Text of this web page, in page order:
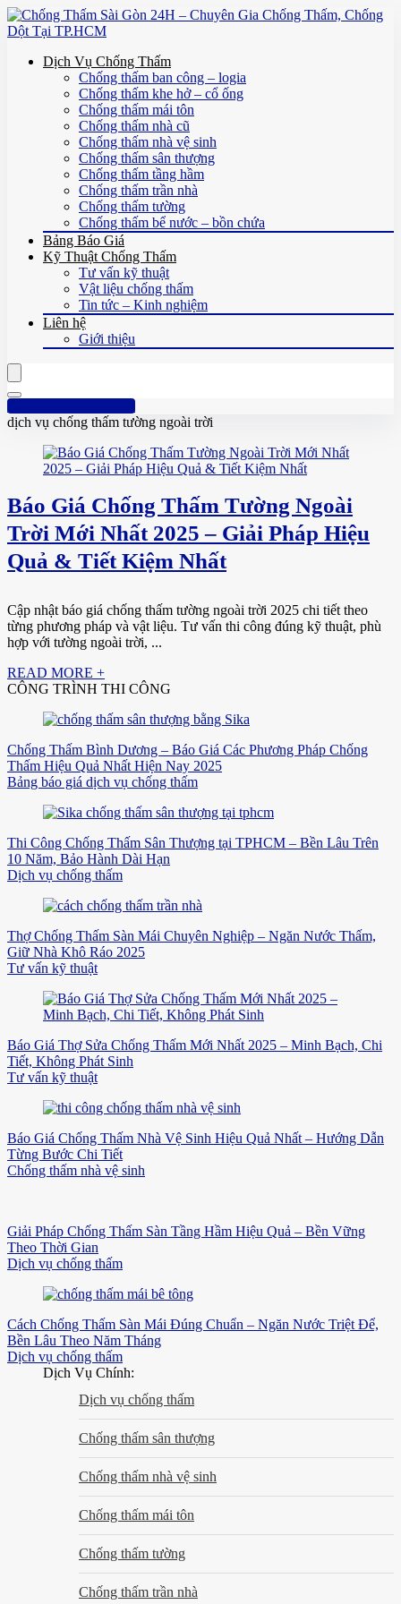
Dịch Vụ Chống Thấm
Chống thấm ban công – logia
Chống thấm khe hở – cổ ống
Chống thấm mái tôn
Chống thấm nhà cũ
Chống thấm nhà vệ sinh
Chống thấm sân thượng
Chống thấm tầng hầm
Chống thấm trần nhà
Chống thấm tường
Chống thấm bể nước – bồn chứa
Bảng Báo Giá
Kỹ Thuật Chống Thấm
Tư vấn kỹ thuật
Vật liệu chống thấm
Tin tức – Kinh nghiệm
Liên hệ
Giới thiệu
Hotline: 0961 894 472
dịch vụ chống thấm tường ngoài trời
Báo Giá Chống Thấm Tường Ngoài
Trời Mới Nhất 2025 – Giải Pháp Hiệu
Quả & Tiết Kiệm Nhất
Cập nhật báo giá chống thấm tường ngoài trời 2025 chi tiết theo
từng phương pháp và vật liệu. Tư vấn thi công đúng kỹ thuật, phù
hợp với tường ngoài trời, ...
READ MORE +
CÔNG TRÌNH THI CÔNG
Chống Thấm Bình Dương – Báo Giá Các Phương Pháp Chống
Thấm Hiệu Quả Nhất Hiện Nay 2025
Bảng báo giá dịch vụ chống thấm
Thi Công Chống Thấm Sân Thượng tại TPHCM – Bền Lâu Trên
10 Năm, Bảo Hành Dài Hạn
Dịch vụ chống thấm
Thợ Chống Thấm Sàn Mái Chuyên Nghiệp – Ngăn Nước Thấm,
Giữ Nhà Khô Ráo 2025
Tư vấn kỹ thuật
Báo Giá Thợ Sửa Chống Thấm Mới Nhất 2025 – Minh Bạch, Chi
Tiết, Không Phát Sinh
Tư vấn kỹ thuật
Báo Giá Chống Thấm Nhà Vệ Sinh Hiệu Quả Nhất – Hướng Dẫn
Từng Bước Chi Tiết
Chống thấm nhà vệ sinh
Giải Pháp Chống Thấm Sàn Tầng Hầm Hiệu Quả – Bền Vững
Theo Thời Gian
Dịch vụ chống thấm
Cách Chống Thấm Sàn Mái Đúng Chuẩn – Ngăn Nước Triệt Để,
Bền Lâu Theo Năm Tháng
Dịch vụ chống thấm
Dịch Vụ Chính:
Dịch vụ chống thấm
Chống thấm sân thượng
Chống thấm nhà vệ sinh
Chống thấm mái tôn
Chống thấm tường
Chống thấm trần nhà